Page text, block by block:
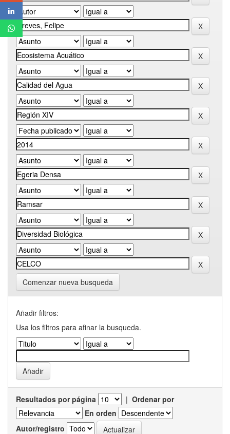
Comenzar nueva busqueda
Añadir filtros:
Usa los filtros para afinar la busqueda.
Resultados por página | Ordenar por
En orden
Autor/registro